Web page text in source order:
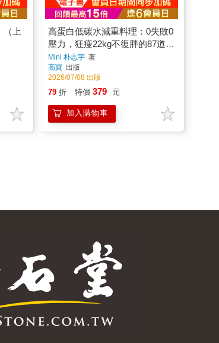
粉絲團
追蹤